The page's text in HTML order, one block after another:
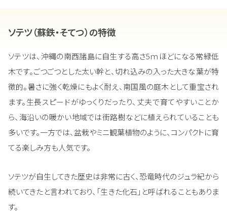
ソテツ（蘇鉄・そてつ）の特徴
ソテツは、沖縄の南西諸島に自生する高さ5ｍほどになる常緑低
木です。ごつごつとした太い幹と、切れ込みの入った大きな葉が特
徴的。暑さに強く乾燥にもよく耐え、南国風の庭木として重宝され
ます。生長スピードがゆっくりだったり、丈夫で育てやすいことか
ら、海沿いの暖かい地域では街路樹などに植えられていることも
多いです。一方では、盆栽やミニ観葉植物のように、コンパクトに育
てる楽しみ方も人気です。
ソテツが自生してきた歴史は非常に古く、恐竜時代のジュラ紀から
続いてきたと言われており、「生きた化石」と呼ばれることもありま
す。